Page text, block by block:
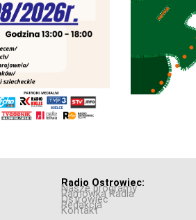
Radio Ostrowiec:
Nasze programy
Ramówka Radia
Ostrowiec
Redakcja
Kontakt